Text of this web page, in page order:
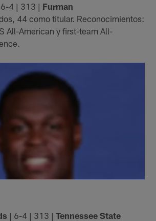
4 | 313 | Furman
44 como titular. Reconocimientos:
All-American y first-team All-
| 6-4 | 313 |Tennessee State